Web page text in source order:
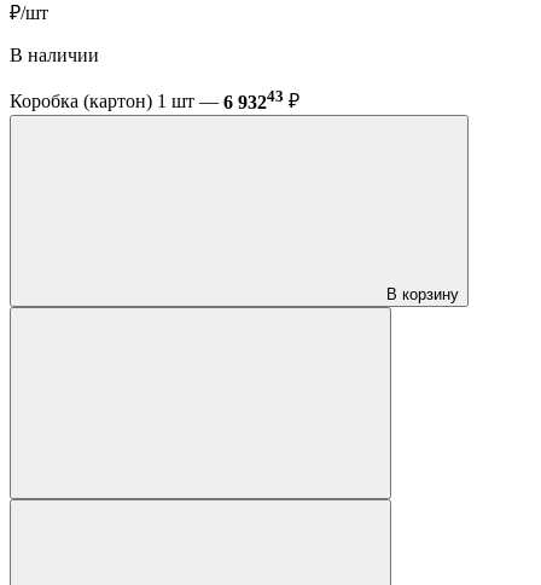
₽/шт
В наличии
Коробка (картон) 1 шт — 6 93243 ₽
В корзину